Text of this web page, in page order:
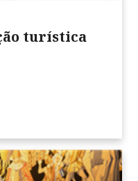
turística